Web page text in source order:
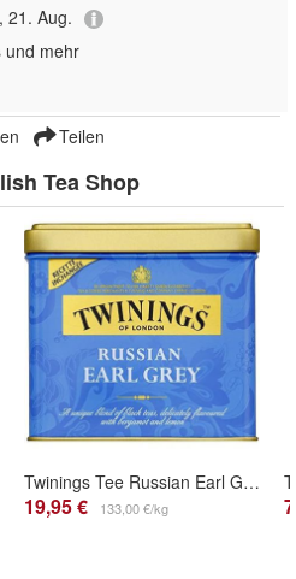
21. Aug.
und mehr
Teilen
Tea Shop
Twinings Tee Russian Earl Grey 150g lose
19,95 € 133,00 €/kg